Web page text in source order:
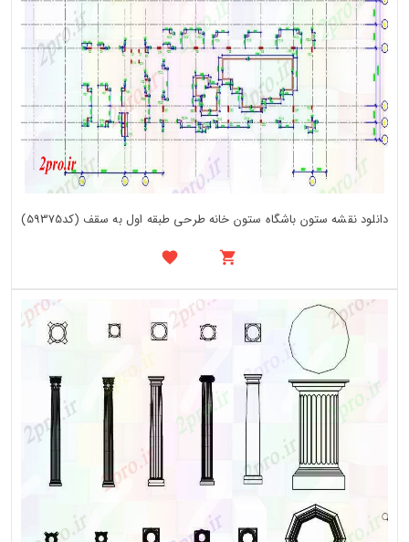
دانلود نقشه ستون باشگاه ستون خانه طرحی طبقه اول به سقف (کد59375)